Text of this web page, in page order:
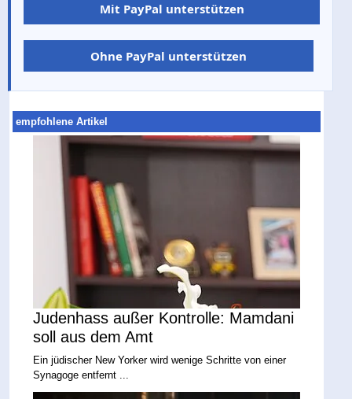
Mit PayPal unterstützen
Ohne PayPal unterstützen
empfohlene Artikel
Judenhass außer Kontrolle: Mamdani
soll aus dem Amt
Ein jüdischer New Yorker wird wenige Schritte von einer
Synagoge entfernt ...